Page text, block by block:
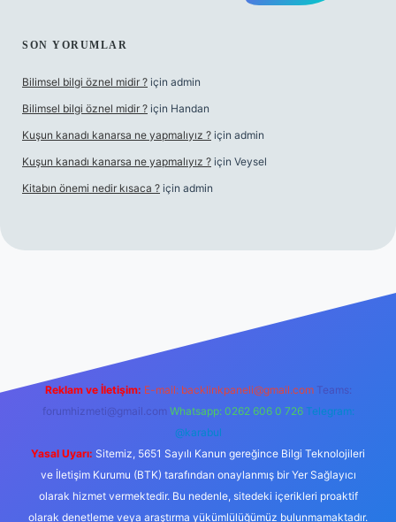
SON YORUMLAR
Bilimsel bilgi öznel midir ? için admin
Bilimsel bilgi öznel midir ? için Handan
Kuşun kanadı kanarsa ne yapmalıyız ? için admin
Kuşun kanadı kanarsa ne yapmalıyız ? için Veysel
Kitabın önemi nedir kısaca ? için admin
Reklam ve İletişim: E-mail: backlinkpaneli@gmail.com Teams:
forumhizmeti@gmail.com Whatsapp: 0262 606 0 726 Telegram:
@karabul
Yasal Uyarı: Sitemiz, 5651 Sayılı Kanun gereğince Bilgi Teknolojileri
ve İletişim Kurumu (BTK) tarafından onaylanmış bir Yer Sağlayıcı
olarak hizmet vermektedir. Bu nedenle, sitedeki içerikleri proaktif
olarak denetleme veya araştırma yükümlülüğümüz bulunmamaktadır.